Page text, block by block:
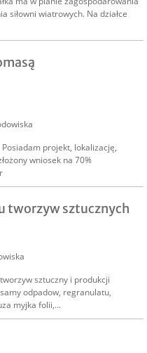
siłowni wiatrowych. Na działce
projekt, lokalizację,
wniosek na 70%
tworzyw sztucznych
sztuczny i produkcji
odpadow, regranulatu,
myjka folii,...